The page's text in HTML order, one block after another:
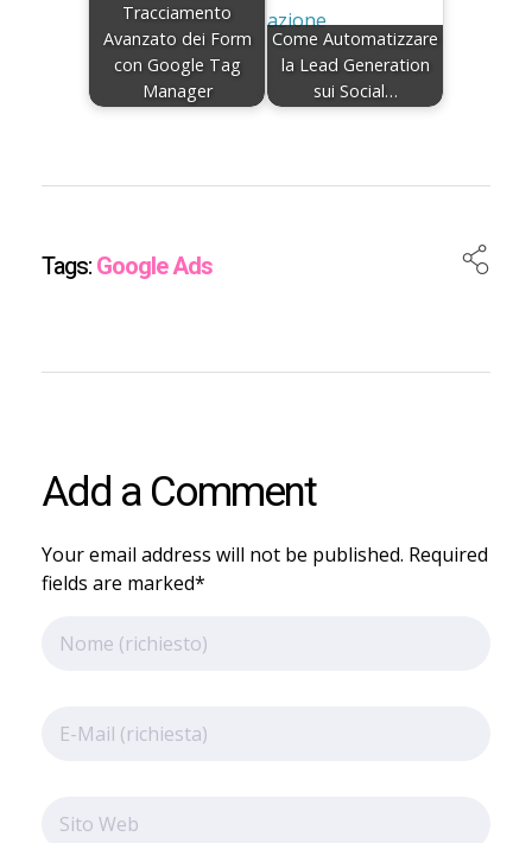
Tracciamento
Avanzato dei Form
con Google Tag
Manager
Come Automatizzare
la Lead Generation
sui Social…
Tags:Google Ads
Add a Comment
Your email address will not be published. Required
fields are marked*